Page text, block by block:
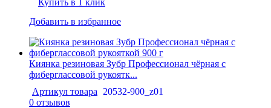
Добавить в избранное
Киянка резиновая Зубр Профессионал чёрная с
фиберглассовой рукоятк...
Артикул товара
20532-900_z01
0 отзывов